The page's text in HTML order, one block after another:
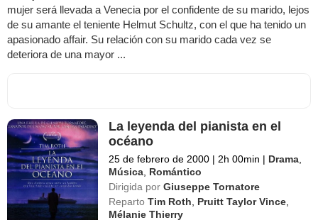
mujer será llevada a Venecia por el confidente de su marido, lejos
de su amante el teniente Helmut Schultz, con el que ha tenido un
apasionado affair. Su relación con su marido cada vez se
deteriora de una mayor ...
La leyenda del pianista en el
océano
25 de febrero de 2000 | 2h 00min | Drama
Música Romántico
Dirigida por Giuseppe Tornatore
Reparto Tim Roth Pruitt Taylor Vince
Mélanie Thierry